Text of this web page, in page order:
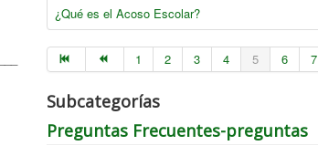
¿Qué es el Acoso Escolar?
1 2 3 4 5 6 7
Subcategorías
Preguntas Frecuentes-preguntas